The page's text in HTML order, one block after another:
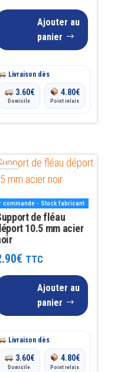
Ajouter au
panier
Livraison dès
3.60€
Domicile
4.80€
Point relais
commande - Stock fabricant
de fléau
10.5 mm acier
€ TTC
Ajouter au
panier
Livraison dès
3.60€
Domicile
4.80€
Point relais